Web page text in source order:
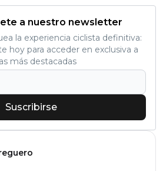
a nuestro newsletter
la experiencia ciclista definitiva:
hoy para acceder en exclusiva a
más destacadas
Suscribirse